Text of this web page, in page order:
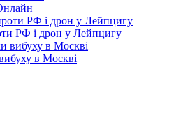
РФ і дрон у Лейпцигу
в Москві